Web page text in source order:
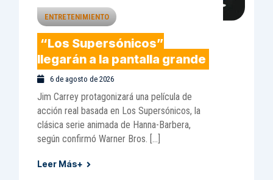
ENTRETENIMIENTO
“Los Supersónicos”
llegarán a la pantalla grande
6 de agosto de 2026
Jim Carrey protagonizará una película de
acción real basada en Los Supersónicos, la
clásica serie animada de Hanna-Barbera,
según confirmó Warner Bros. […]
Leer Más+